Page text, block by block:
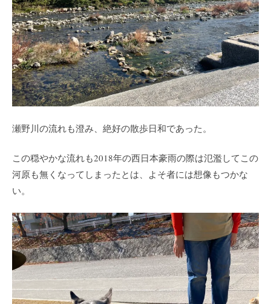
瀬野川の流れも澄み、絶好の散歩日和であった。
この穏やかな流れも2018年の西日本豪雨の際は氾濫してこの
河原も無くなってしまったとは、よそ者には想像もつかな
い。